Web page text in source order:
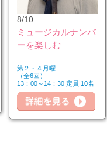
8/10
ミュージカルナンバ
ーを楽しむ
第２・４月曜
（全6回）
13：00～14：30 定員 10名
詳細を見る